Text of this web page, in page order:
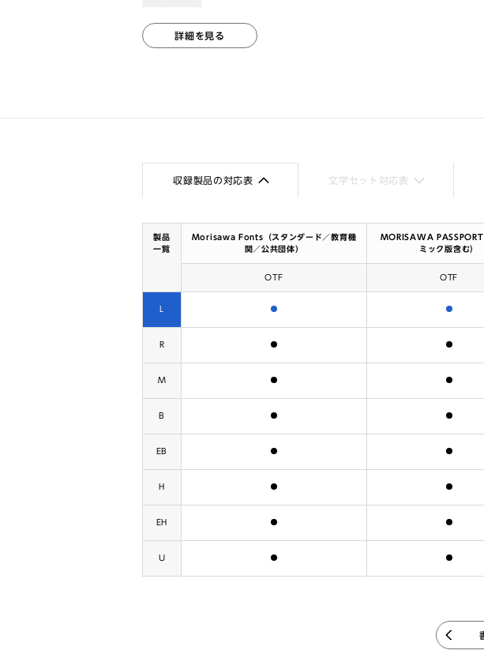
詳細を見る
収録製品の対応表 文字セット対応表
製品
一覧
Morisawa Fonts（スタンダード／教育機
関／公共団体）
MORISAWA PASSPORT
ミック版含む）
OTF OTF
含まれま
R 含まれま
M 含まれま
B 含まれま
EB 含まれま
H 含まれま
EH 含まれま
U 含まれま